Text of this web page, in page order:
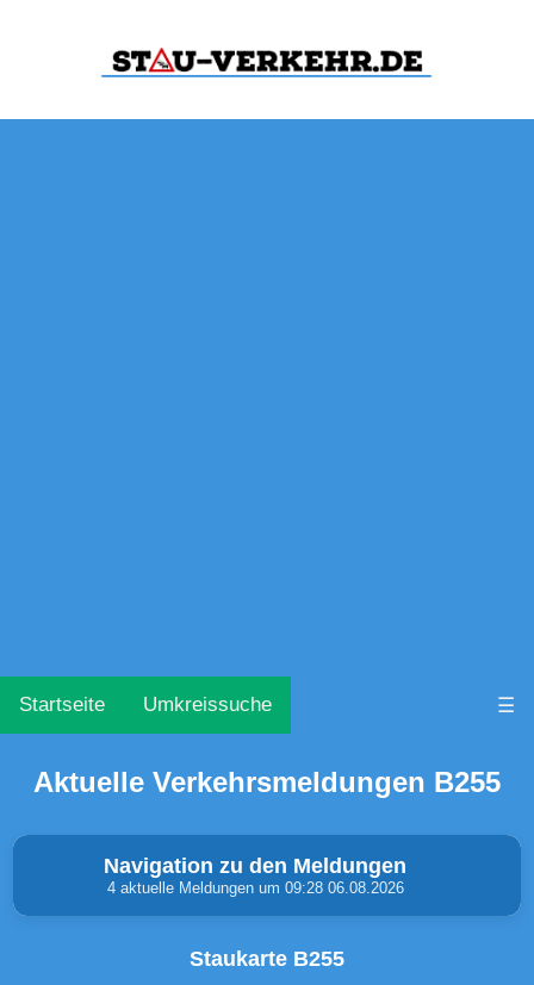
Startseite Umkreissuche ☰
Aktuelle Verkehrsmeldungen B255
Navigation zu den Meldungen
4 aktuelle Meldungen um 09:28 06.08.2026
Staukarte B255